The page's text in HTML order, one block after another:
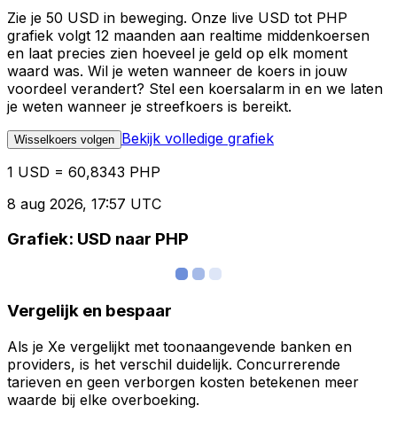
Zie je 50 USD in beweging. Onze live USD tot PHP
grafiek volgt 12 maanden aan realtime middenkoersen
en laat precies zien hoeveel je geld op elk moment
waard was. Wil je weten wanneer de koers in jouw
voordeel verandert? Stel een koersalarm in en we laten
je weten wanneer je streefkoers is bereikt.
Wisselkoers volgen Bekijk volledige grafiek
1 USD = 60,8343 PHP
8 aug 2026, 17:57 UTC
Grafiek: USD naar PHP
Vergelijk en bespaar
Als je Xe vergelijkt met toonaangevende banken en
providers, is het verschil duidelijk. Concurrerende
tarieven en geen verborgen kosten betekenen meer
waarde bij elke overboeking.